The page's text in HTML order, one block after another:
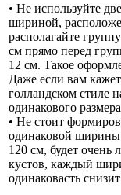
• Не используйте
шириной,
располагайте
см прямо перед
12 см. Такое
Даже если вам
голландском стиле
одинакового
• Не стоит
одинаковой
120 см, будет очень
кустов, каждый
одинаковасть